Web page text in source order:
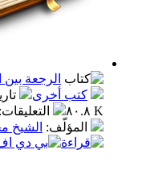
الرجعة بين الظهور
أخرى
تاريخ الإنشاء :
التعليقات:٠
الشيخ محمد السند